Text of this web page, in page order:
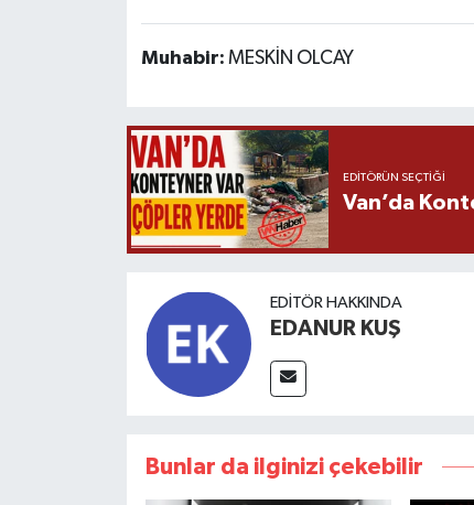
Muhabir: MESKİN OLCAY
EDITÖRÜN SEÇTIĞI
Van’da
EDITÖR HAKKINDA
EDANUR KUŞ
Bunlar da ilginizi çekebilir